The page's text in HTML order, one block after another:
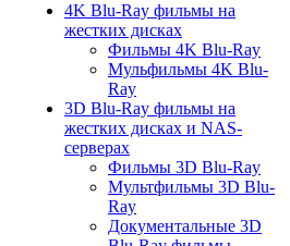
4K Blu-Ray фильмы на
жестких дисках
Фильмы 4K Blu-Ray
Мульфильмы 4K Blu-
Ray
3D Blu-Ray фильмы на
жестких дисках и NAS-
серверах
Фильмы 3D Blu-Ray
Мультфильмы 3D Blu-
Ray
Документальные 3D